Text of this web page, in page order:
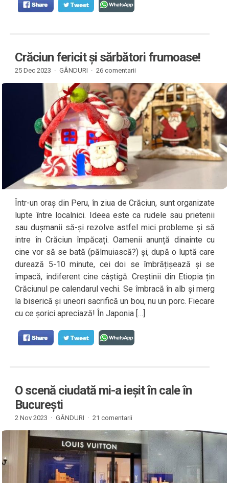
Crăciun fericit și sărbători frumoase!
25 Dec 2023 · GÂNDURI · 26 comentarii
Într-un oraș din Peru, în ziua de Crăciun, sunt organizate
lupte între localnici. Ideea este ca rudele sau prietenii
sau dușmanii să-și rezolve astfel mici probleme și să
intre în Crăciun împăcați. Oamenii anunță dinainte cu
cine vor să se bată (pălmuiască?) și, după o luptă care
durează 5-10 minute, cei doi se îmbrățișează și se
împacă, indiferent cine câștigă. Creștinii din Etiopia țin
Crăciunul pe calendarul vechi. Se îmbracă în alb și merg
la biserică și uneori sacrifică un bou, nu un porc. Fiecare
cu ce șorici apreciază! În Japonia […]
O scenă ciudată mi-a ieșit în cale în
București
2 Nov 2023 · GÂNDURI · 21 comentarii